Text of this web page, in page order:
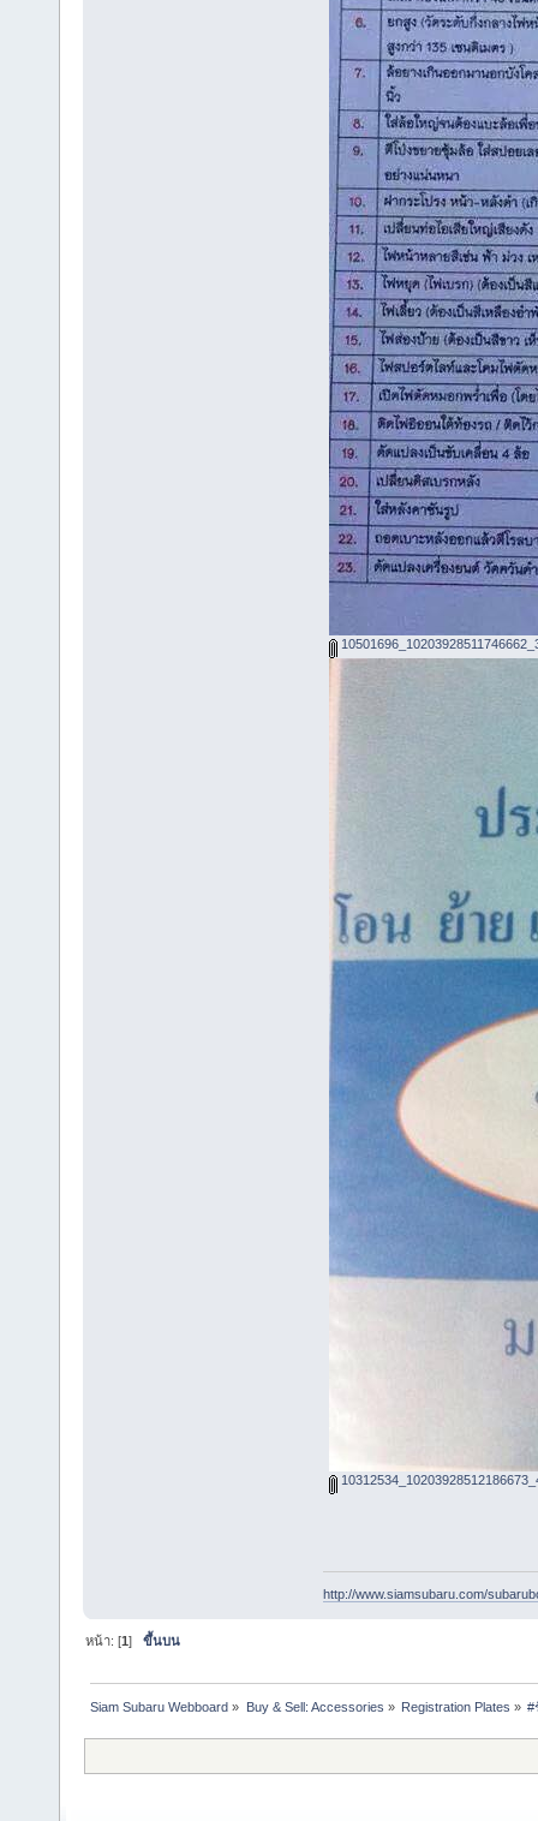
http://www.siamsubaru.com/
หน้า: [1]ขึ้นบน
Siam Subaru Webboard » Buy & Sell: Accessories » Registration Plates » #